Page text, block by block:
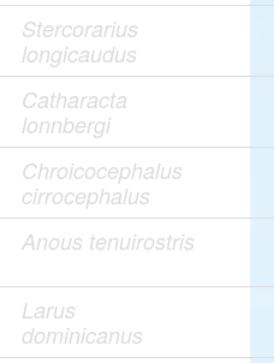
Stercorarius
longicaudus
Catharacta
lonnbergi
Chroicocephalus
cirrocephalus
Anous tenuirostris
Larus
dominicanus